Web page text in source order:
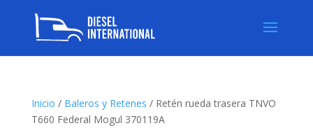
Inicio / Baleros y Retenes / Retén rueda trasera TNVO
T660 Federal Mogul 370119A